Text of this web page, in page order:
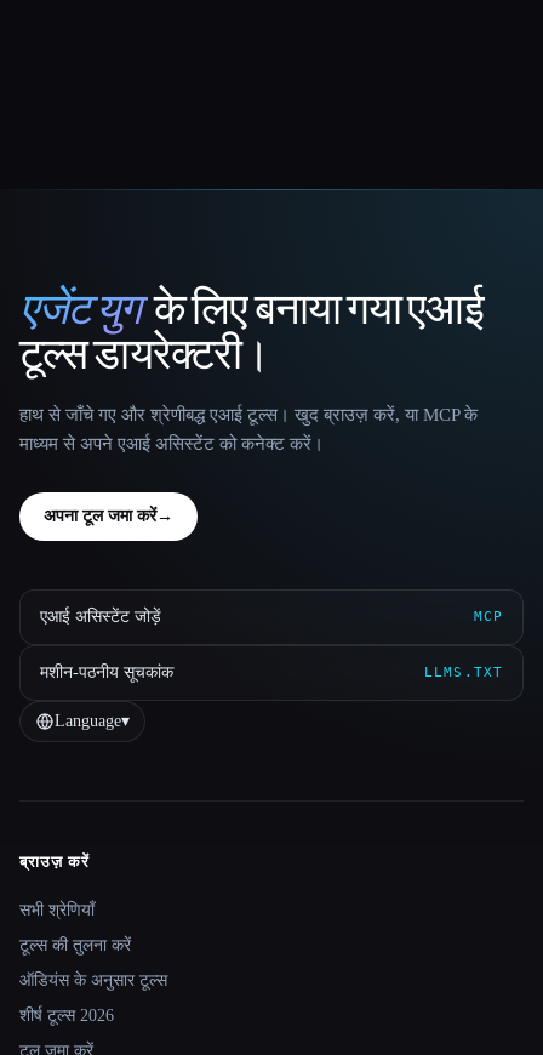
That AI Collection
एजेंट युगके लिए बनाया गया एआई
टूल्स डायरेक्टरी।
हाथ से जाँचे गए और श्रेणीबद्ध एआई टूल्स। खुद ब्राउज़ करें, या MCP के
माध्यम से अपने एआई असिस्टेंट को कनेक्ट करें।
अपना टूल जमा करें→
एआई असिस्टेंट जोड़ें MCP
मशीन-पठनीय सूचकांक LLMS.TXT
Language▾
Site navigation
ब्राउज़ करें
सभी श्रेणियाँ
टूल्स की तुलना करें
ऑडियंस के अनुसार टूल्स
शीर्ष टूल्स 2026
टूल जमा करें